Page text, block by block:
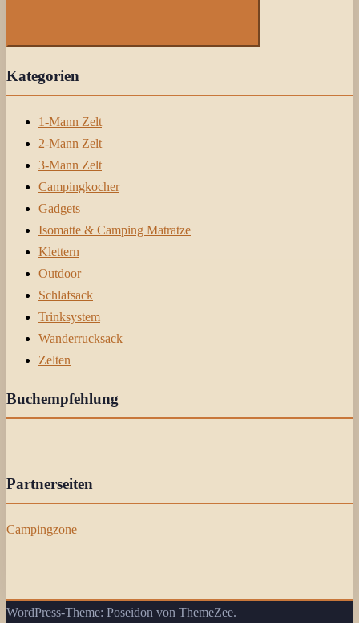
Suchen
Kategorien
1-Mann Zelt
2-Mann Zelt
3-Mann Zelt
Campingkocher
Gadgets
Isomatte & Camping Matratze
Klettern
Outdoor
Schlafsack
Trinksystem
Wanderrucksack
Zelten
Buchempfehlung
Partnerseiten
Campingzone
WordPress-Theme: Poseidon von ThemeZee.